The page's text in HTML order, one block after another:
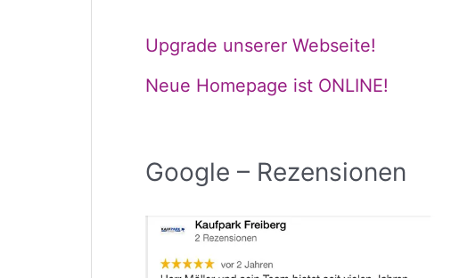
Upgrade unserer Webseite!
Neue Homepage ist ONLINE!
Google – Rezensionen